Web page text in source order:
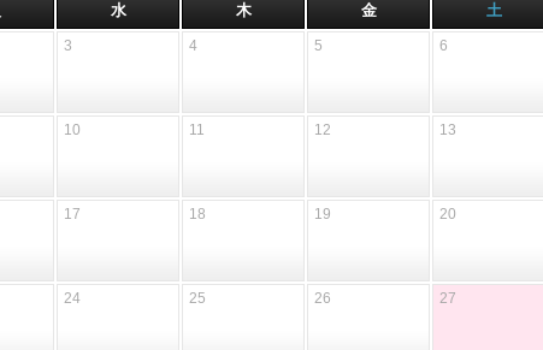
水 木 金 土
3 4 5 6
10 11 12 13
17 18 19 20
24 25 26 27